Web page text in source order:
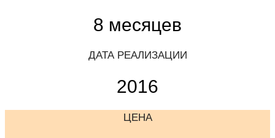
8 месяцев
ДАТА РЕАЛИЗАЦИИ
2016
ЦЕНА